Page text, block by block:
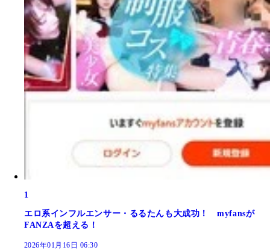
1
エロ系インフルエンサー・るるたんも大成功！ myfansが
FANZAを超える！
2026年01月16日 06:30